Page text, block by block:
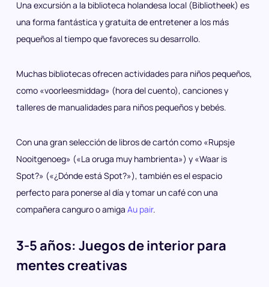
Una excursión a la biblioteca holandesa local (Bibliotheek) es
una forma fantástica y gratuita de entretener a los más
pequeños al tiempo que favoreces su desarrollo.
Muchas bibliotecas ofrecen actividades para niños pequeños,
como «voorleesmiddag» (hora del cuento), canciones y
talleres de manualidades para niños pequeños y bebés.
Con una gran selección de libros de cartón como «Rupsje
Nooitgenoeg» («La oruga muy hambrienta») y «Waar is
Spot?» («¿Dónde está Spot?»), también es el espacio
perfecto para ponerse al día y tomar un café con una
compañera canguro o amiga Au pair.
3-5 años: Juegos de interior para
mentes creativas